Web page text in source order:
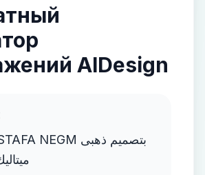
AIDesign